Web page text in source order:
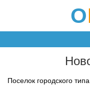
О
Поселок городского